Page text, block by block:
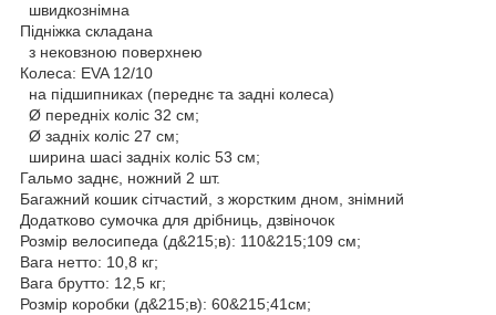
швидкознімна
Підніжка складана
з нековзною поверхнею
Колеса: EVA 12/10
на підшипниках (переднє та задні колеса)
Ø передніх коліс 32 см;
Ø задніх коліс 27 см;
ширина шасі задніх коліс 53 см;
Гальмо заднє, ножний 2 шт.
Багажний кошик сітчастий, з жорстким дном, знімний
Додатково сумочка для дрібниць, дзвіночок
Розмір велосипеда (д&215;в): 110&215;109 см;
Вага нетто: 10,8 кг;
Вага брутто: 12,5 кг;
Розмір коробки (д&215;в): 60&215;41см;